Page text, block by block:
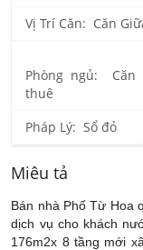
Vị Trí Căn: Căn
Phòng ngủ: Căn
thuê
Pháp Lý: Sổ đỏ
Miêu tả
Bán nhà Phố Từ Hoa
dịch vụ cho khách
176m2x 8 tầng mới